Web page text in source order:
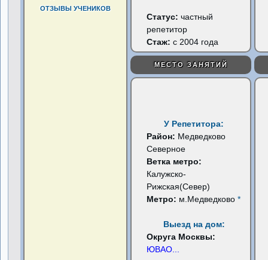
ОТЗЫВЫ УЧЕНИКОВ
Статус:частный
репетитор
Стаж: с 2004 года
МЕСТО ЗАНЯТИЙ
У Репетитора:
Район: Медведково
Северное
Ветка метро:
Калужско-
Рижская(Север)
Метро: м.Медведково*
Выезд на дом:
Округа Москвы:
ЮВАО